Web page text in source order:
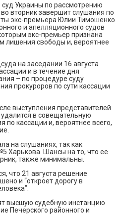
Украины по рассмотрению
вторник завершит слушания по
экс-премьера Юлии Тимошенко
и апелляционного судов
экс-премьер признана
лишения свободы и, вероятнее
на заседании 16 августа
и в течение дня
– по процедуре суду
прокуроров по сути кассации
выступления представителей
в совещательную
по кассации и, вероятнее всего,
на слушаниях, так как
Харькова. Шансы на то, что ее
также минимальны.
что 21 августа решение
и “откроет дорогу в
высшую судебную инстанцию
Печерского районного и